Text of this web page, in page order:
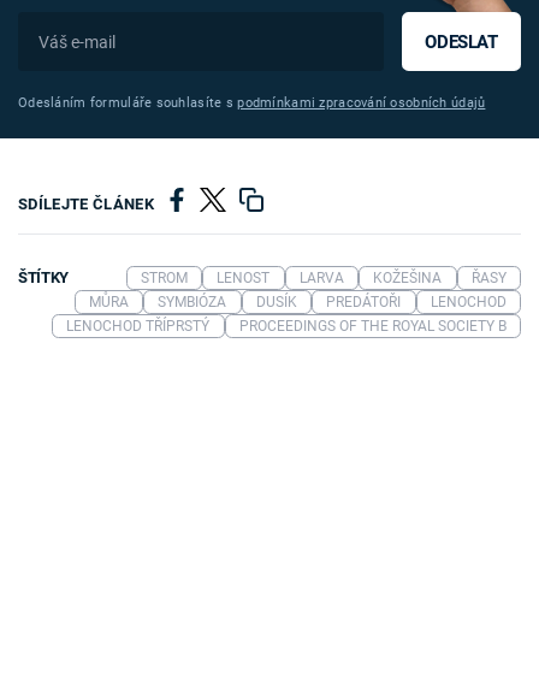
ODESLAT
Odesláním formuláře souhlasíte spodmínkami zpracování osobních údajů
SDÍLEJTE ČLÁNEK
ŠTÍTKY STROM LENOST LARVA KOŽEŠINA
ŘASY
MŮRA
SYMBIÓZA DUSÍK PREDÁTOŘI
LENOCHOD
LENOCHOD TŘÍPRSTÝ
PROCEEDINGS OF THE ROYAL SOCIETY B